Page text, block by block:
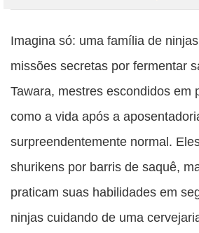
esta
publicação
esta
publicação
esta
Imagina só: uma família de
missões secretas por fermentar
Tawara, mestres escondidos em
como a vida após a
surpreendentemente normal.
shurikens por barris de saquê,
praticam suas habilidades em
ninjas cuidando de uma